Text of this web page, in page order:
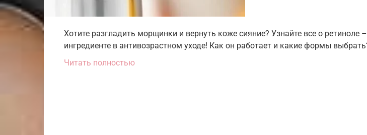
Хотите разгладить морщинки и вернуть коже сияние? Узнайте все о
ингредиенте в антивозрастном уходе! Как он работает и какие формы
Читать полностью